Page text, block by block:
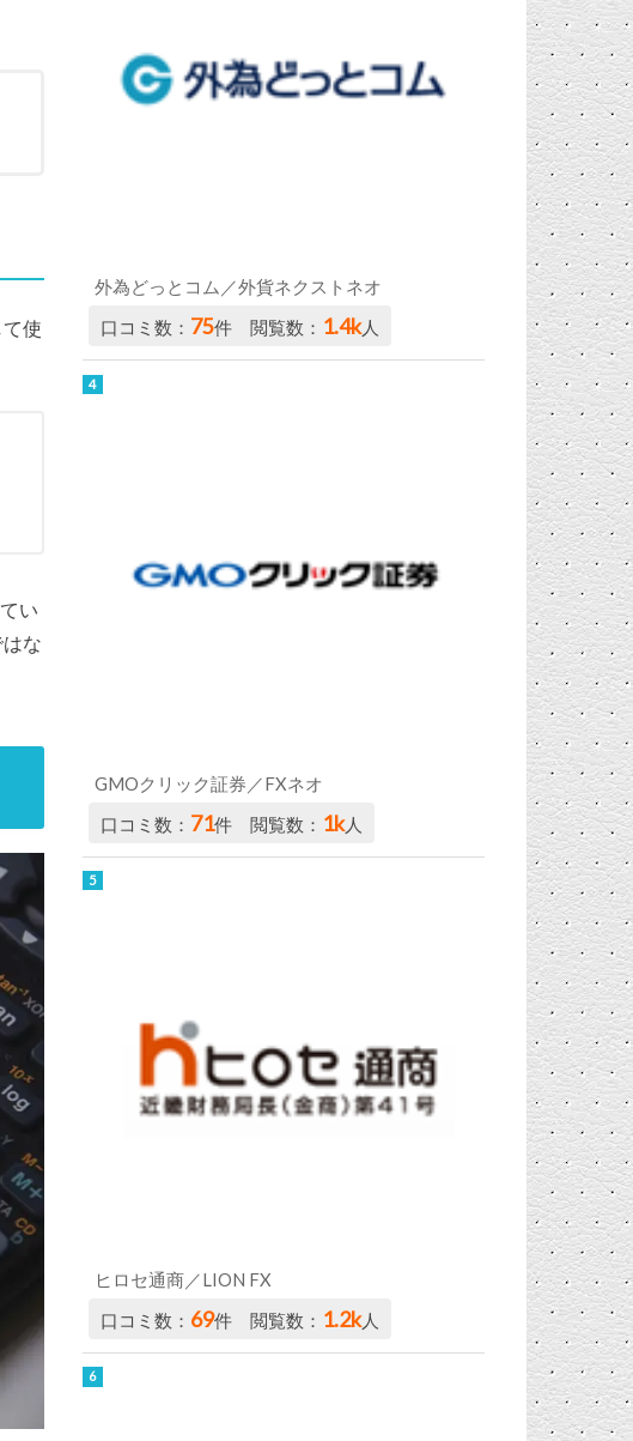
使
い
な
外為どっとコム／外貨ネクストネオ
口コミ数： 75件 閲覧数： 1.4k人
GMOクリック証券／FXネオ
口コミ数： 71件 閲覧数： 1k人
ヒロセ通商／LION FX
口コミ数： 69件 閲覧数： 1.2k人